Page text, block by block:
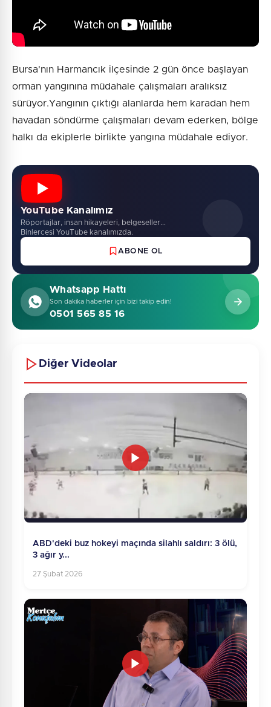
Bursa'nın Harmancık ilçesinde 2 gün önce başlayan
orman yangınına müdahale çalışmaları aralıksız
sürüyor.Yangının çıktığı alanlarda hem karadan hem
havadan söndürme çalışmaları devam ederken, bölge
halkı da ekiplerle birlikte yangına müdahale ediyor.
YouTube Kanalımız
Röportajlar, insan hikayeleri, belgeseller...
Binlercesi YouTube kanalımızda.
ABONE OL
Whatsapp Hattı
Son dakika haberler için bizi takip edin!
0501 565 85 16
Diğer Videolar
ABD'deki buz hokeyi maçında silahlı saldırı: 3 ölü,
3 ağır y...
27 Şubat 2026